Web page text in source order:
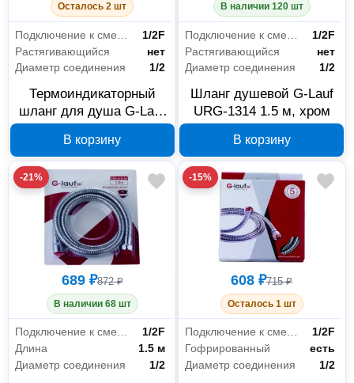
Осталось 2 шт
1/2F
Растягивающийся
нет
Диаметр соединения
1/2
Термоиндикаторный
шланг для душа G-Lauf
В корзину
В наличии 120 шт
1/2F
Растягивающийся
нет
Диаметр соединения
1/2
Шланг душевой G-Lauf
URG-1314 1.5 м, хром
В корзину
-21%
689 ₽872 ₽
В наличии 68 шт
Подключение к смесителю
1/2F
Длина
1.5 м
Диаметр соединения
1/2
-15%
608 ₽715 ₽
Осталось 1 шт
Подключение к смесителю
1/2F
Гофрированный
есть
Диаметр соединения
1/2